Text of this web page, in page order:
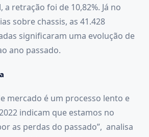
retração foi de 10,82%. Já no
sobre chassis, as 41.428
significaram uma evolução de
ano passado.
mercado é um processo lento e
indicam que estamos no
as perdas do passado”, analisa